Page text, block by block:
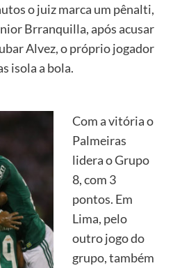
o juiz marca um pênalti,
Brranquilla, após acusar
Alvez, o próprio jogador
isola a bola.
Com a vitória o
Palmeiras
lidera o Grupo
8, com 3
pontos. Em
Lima, pelo
outro jogo do
grupo, também